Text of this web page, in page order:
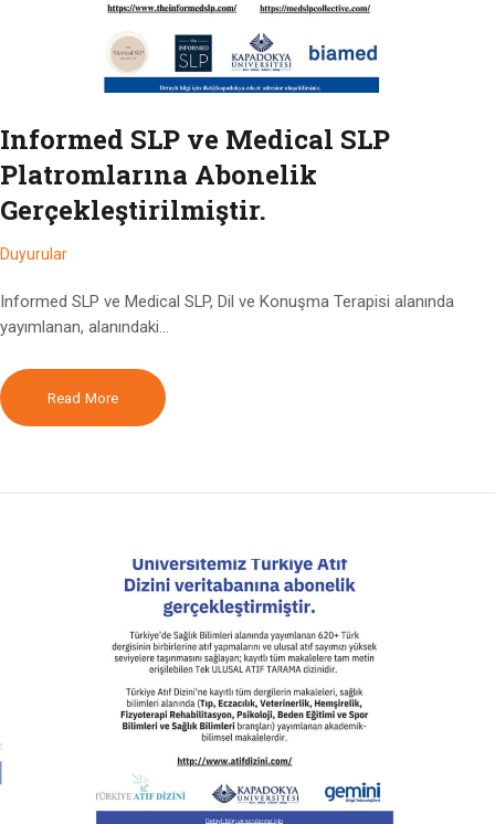
Informed SLP ve Medical SLP
Platromlarına Abonelik
Gerçekleştirilmiştir.
Duyurular
Informed SLP ve Medical SLP, Dil ve Konuşma Terapisi alanında
yayımlanan, alanındaki…
Read More